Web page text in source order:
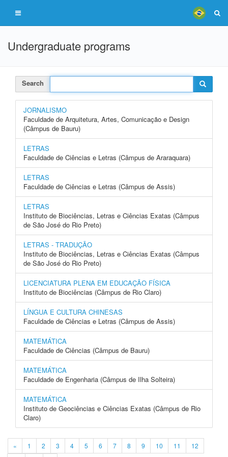
Undergraduate programs
Search
JORNALISMO
Faculdade de Arquitetura, Artes, Comunicação e Design
(Câmpus de Bauru)
LETRAS
Faculdade de Ciências e Letras (Câmpus de Araraquara)
LETRAS
Faculdade de Ciências e Letras (Câmpus de Assis)
LETRAS
Instituto de Biociências, Letras e Ciências Exatas (Câmpus
de São José do Rio Preto)
LETRAS - TRADUÇÃO
Instituto de Biociências, Letras e Ciências Exatas (Câmpus
de São José do Rio Preto)
LICENCIATURA PLENA EM EDUCAÇÃO FÍSICA
Instituto de Biociências (Câmpus de Rio Claro)
LÍNGUA E CULTURA CHINESAS
Faculdade de Ciências e Letras (Câmpus de Assis)
MATEMÁTICA
Faculdade de Ciências (Câmpus de Bauru)
MATEMÁTICA
Faculdade de Engenharia (Câmpus de Ilha Solteira)
MATEMÁTICA
Instituto de Geociências e Ciências Exatas (Câmpus de Rio
Claro)
« 1 2 3 4 5 6 7 8 9 10 11
12